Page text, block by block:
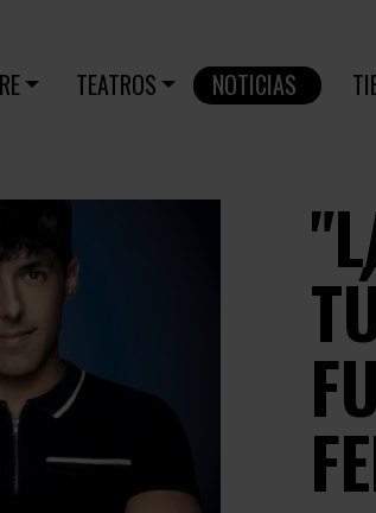
TEATROS NOTICIAS